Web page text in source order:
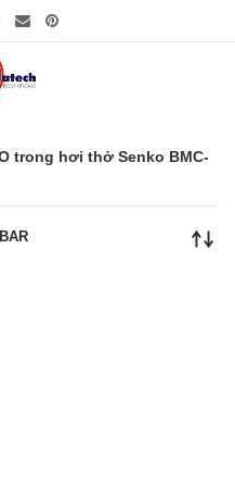
trong hơi thở Senko BMC-